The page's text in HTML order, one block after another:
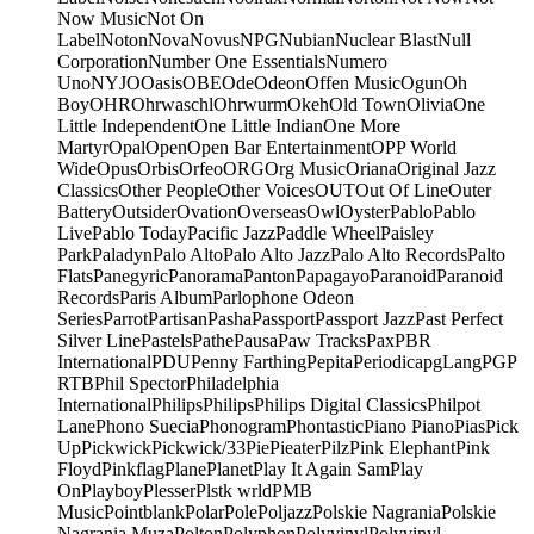
Now MusicNot On
LabelNotonNovaNovusNPGNubianNuclear BlastNull
CorporationNumber One EssentialsNumero
UnoNYJOOasisOBEOdeOdeonOffen MusicOgunOh
BoyOHROhrwaschlOhrwurmOkehOld TownOliviaOne
Little IndependentOne Little IndianOne More
MartyrOpalOpenOpen Bar EntertainmentOPP World
WideOpusOrbisOrfeoORGOrg MusicOrianaOriginal Jazz
ClassicsOther PeopleOther VoicesOUTOut Of LineOuter
BatteryOutsiderOvationOverseasOwlOysterPabloPablo
LivePablo TodayPacific JazzPaddle WheelPaisley
ParkPaladynPalo AltoPalo Alto JazzPalo Alto RecordsPalto
FlatsPanegyricPanoramaPantonPapagayoParanoidParanoid
RecordsParis AlbumParlophone Odeon
SeriesParrotPartisanPashaPassportPassport JazzPast Perfect
Silver LinePastelsPathePausaPaw TracksPaxPBR
InternationalPDUPenny FarthingPepitaPeriodicapgLangPGP
RTBPhil SpectorPhiladelphia
InternationalPhilipsPhilipsPhilips Digital ClassicsPhilpot
LanePhono SueciaPhonogramPhontasticPiano PianoPiasPick
UpPickwickPickwick/33PiePieaterPilzPink ElephantPink
FloydPinkflagPlanePlanetPlay It Again SamPlay
OnPlayboyPlesserPlstk wrldPMB
MusicPointblankPolarPolePoljazzPolskie NagraniaPolskie